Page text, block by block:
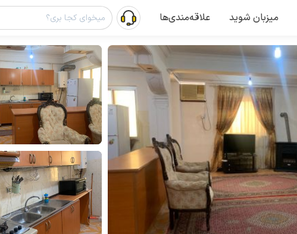
میزبان شوید علاقه‌مندی‌ها